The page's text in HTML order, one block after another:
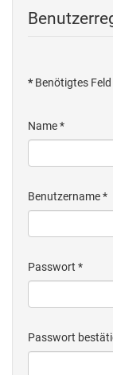
* Benötigtes Feld
Name*
Benutzername*
Passwort *
Passwort